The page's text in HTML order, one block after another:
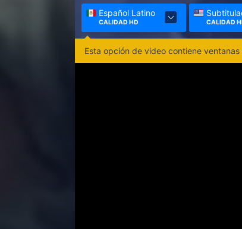
Español Latino
CALIDAD HD CALIDAD
Esta opción de video contiene